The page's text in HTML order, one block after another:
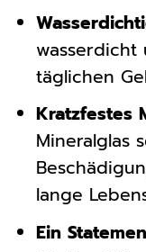
täglichen
Kratzfestes
Mineralglas
lange
Ein